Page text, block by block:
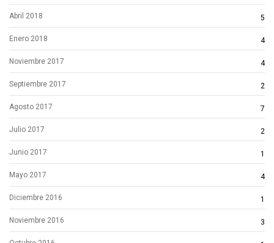
Abril 2018 5
Enero 2018 4
Noviembre 2017 4
Septiembre 2017 2
Agosto 2017 7
Julio 2017 2
Junio 2017 1
Mayo 2017 4
Diciembre 2016 1
Noviembre 2016 3